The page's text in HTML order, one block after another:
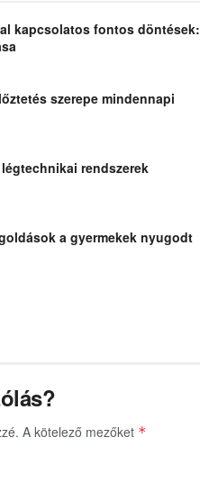
kapcsolatos fontos döntések:
szerepe mindennapi
rendszerek
a gyermekek nyugodt
A kötelező mezőket *